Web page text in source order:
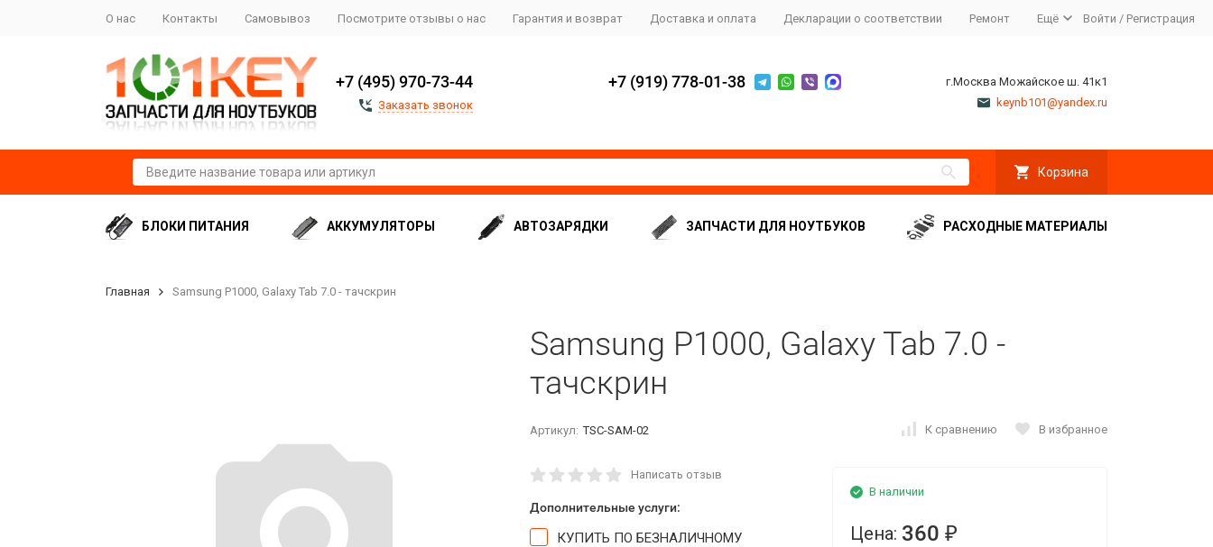
О нас Контакты Самовывоз Посмотрите отзывы о нас Гарантия и возврат Доставка и оплата Декларации о соответствии Ремонт Ещё Войти / Регистрация
+7 (495) 970-73-44
Заказать звонок
+7 (919) 778-01-38
г.Москва Можайское ш. 41к1
keynb101@yandex.ru
Корзина
БЛОКИ ПИТАНИЯ АККУМУЛЯТОРЫ АВТОЗАРЯДКИ ЗАПЧАСТИ ДЛЯ НОУТБУКОВ РАСХОДНЫЕ МАТЕРИАЛЫ
Главная Samsung P1000, Galaxy Tab 7.0 - тачскрин
Samsung P1000, Galaxy Tab 7.0 -
тачскрин
Артикул: TSC-SAM-02 К сравнению В избранное
Написать отзыв
Дополнительные услуги:
КУПИТЬ ПО БЕЗНАЛИЧНОМУ
В наличии
Цена: 360 ₽